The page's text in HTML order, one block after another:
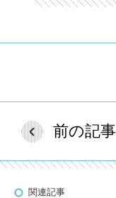
前の記
関連記事